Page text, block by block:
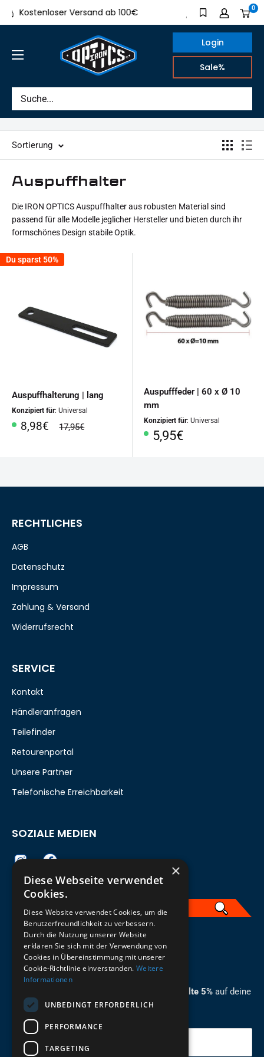
Direkt
zum
Kostenloser Versand ab 100€ Made in 0
IRON
Login
Sale%
Sortierung
Auspuffhalter
Die IRON OPTICS Auspuffhalter aus robusten Material sind
passend für alle Modelle jeglicher Hersteller und bieten durch ihr
formschönes Design stabile Optik.
Du sparst 50%
Auspuffhalterung | lang
Konzipiert für: Universal
Sonderpreis
8,98€ Normalpreis
17,95€
Auspufffeder | 60 x Ø 10
mm
Konzipiert für: Universal
Sonderpreis
5,95€
ZUM NEWSLETTER ANMELDEN
Melde dich jetzt zum Newsletter an und erhalte 5% auf deine
erste Bestellung.
Deine Email
RECHTLICHES
AGB
Datenschutz
Impressum
Zahlung & Versand
Widerrufsrecht
SERVICE
Kontakt
Händleranfragen
Teilefinder
Retourenportal
Unsere Partner
Telefonische Erreichbarkeit
SOZIALE MEDIEN
German
×
Diese Webseite verwendet
Cookies.
Diese Website verwendet Cookies, um die
Benutzerfreundlichkeit zu verbessern.
Durch die Nutzung unserer Website
erklären Sie sich mit der Verwendung von
Cookies in Übereinstimmung mit unserer
Cookie-Richtlinie einverstanden. Weitere
Informationen
UNBEDINGT ERFORDERLICH
PERFORMANCE
TARGETING